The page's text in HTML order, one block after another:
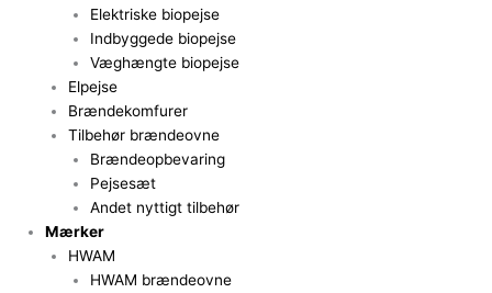
Elektriske biopejse
Indbyggede biopejse
Væghængte biopejse
Elpejse
Brændekomfurer
Tilbehør brændeovne
Brændeopbevaring
Pejsesæt
Andet nyttigt tilbehør
Mærker
HWAM
HWAM brændeovne